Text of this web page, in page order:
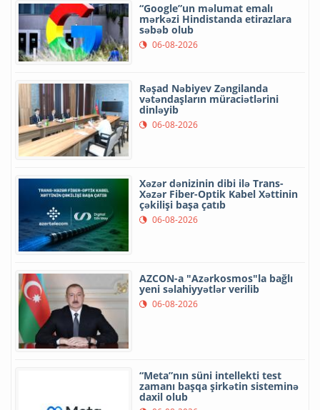
“Google”un məlumat emalı
mərkəzi Hindistanda etirazlara
səbəb olub
06-08-2026
Rəşad Nəbiyev Zəngilanda
vətəndaşların müraciətlərini
dinləyib
06-08-2026
Xəzər dənizinin dibi ilə Trans-
Xəzər Fiber-Optik Kabel Xəttinin
çəkilişi başa çatıb
06-08-2026
AZCON-a "Azərkosmos"la bağlı
yeni səlahiyyətlər verilib
06-08-2026
“Meta”nın süni intellekti test
zamanı başqa şirkətin sisteminə
daxil olub